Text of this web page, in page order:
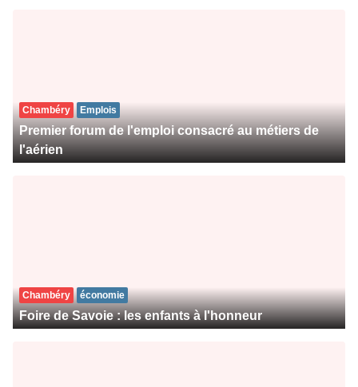
Chambéry Emplois
Premier forum de l'emploi consacré au métiers de
l'aérien
Chambéry économie
Foire de Savoie : les enfants à l'honneur